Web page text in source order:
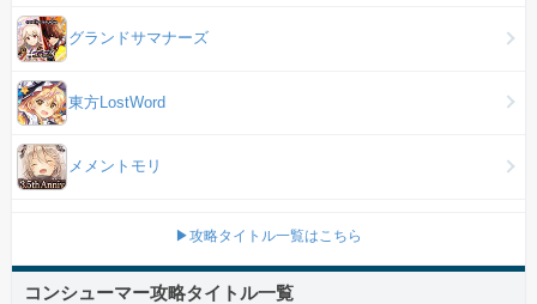
グランドサマナーズ
東方LostWord
メメントモリ
▶攻略タイトル一覧はこちら
コンシューマー攻略タイトル一覧